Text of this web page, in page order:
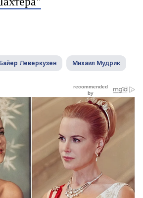
Байер Леверкузен Михаил Мудрик